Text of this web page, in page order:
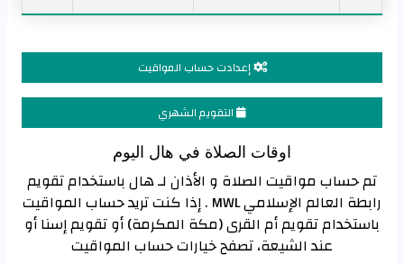
إعدادت حساب المواقيت
التقويم الشهري
اوقات الصلاة في هال اليوم
تم حساب مواقيت الصلاة و الأذان لـ هال باستخدام تقويم
رابطة العالم الإسلامي MWL . إذا كنت تريد حساب المواقيت
باستخدام تقويم أم القرى (مكة المكرمة) أو تقويم إسنا أو
عند الشيعة، تصفح خيارات حساب المواقيت